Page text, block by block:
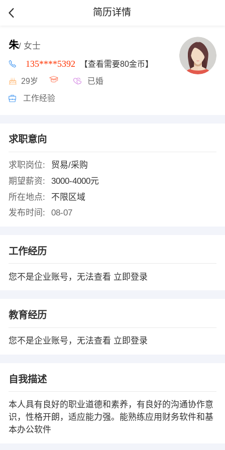
简历详情
朱/ 女士
135****5392 【查看需要80金币】
29岁 已婚
工作经验
求职意向
求职岗位:
贸易/采购
期望薪资:
3000-4000元
所在地点:
不限区域
发布时间:
08-07
工作经历
您不是企业账号，无法查看 立即登录
教育经历
您不是企业账号，无法查看 立即登录
自我描述
本人具有良好的职业道德和素养，有良好的沟通协作意
识，性格开朗，适应能力强。能熟练应用财务软件和基
本办公软件